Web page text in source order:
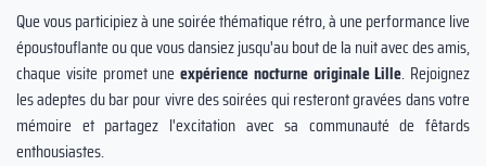
Que vous participiez à une soirée thématique rétro, à une performance live
époustouflante ou que vous dansiez jusqu'au bout de la nuit avec des amis,
chaque visite promet une expérience nocturne originale Lille. Rejoignez
les adeptes du bar pour vivre des soirées qui resteront gravées dans votre
mémoire et partagez l'excitation avec sa communauté de fêtards
enthousiastes.